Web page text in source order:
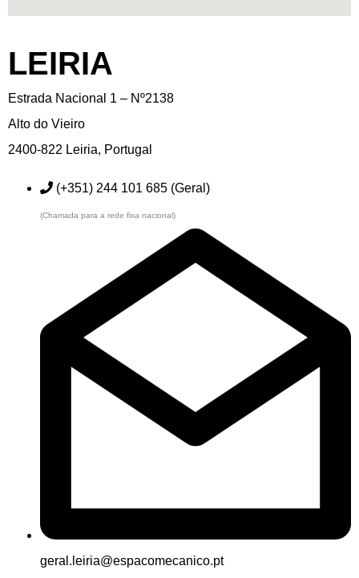
LEIRIA
Estrada Nacional 1 – Nº2138
Alto do Vieiro
2400-822 Leiria, Portugal
(+351) 244 101 685 (Geral)
(Chamada para a rede fixa nacional)
geral.leiria@espacomecanico.pt